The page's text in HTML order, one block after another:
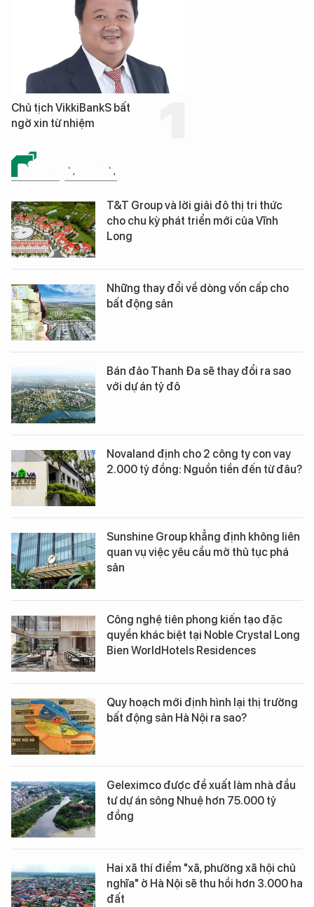
Chủ tịch VikkiBankS bất
ngờ xin từ nhiệm
BẤT ĐỘNG SẢN
T&T Group và lời giải đô thị tri thức
cho chu kỳ phát triển mới của Vĩnh
Long
Những thay đổi về dòng vốn cấp cho
bất động sản
Bán đảo Thanh Đa sẽ thay đổi ra sao
với dự án tỷ đô
Novaland định cho 2 công ty con vay
2.000 tỷ đồng: Nguồn tiền đến từ đâu?
Sunshine Group khẳng định không liên
quan vụ việc yêu cầu mở thủ tục phá
sản
Công nghệ tiên phong kiến tạo đặc
quyền khác biệt tại Noble Crystal Long
Bien WorldHotels Residences
Quy hoạch mới định hình lại thị trường
bất động sản Hà Nội ra sao?
Geleximco được đề xuất làm nhà đầu
tư dự án sông Nhuệ hơn 75.000 tỷ
đồng
Hai xã thí điểm "xã, phường xã hội chủ
nghĩa" ở Hà Nội sẽ thu hồi hơn 3.000 ha
đất